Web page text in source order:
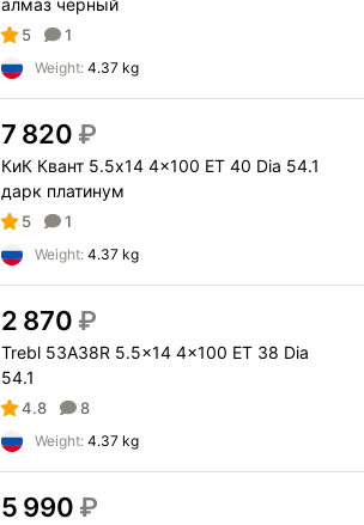
алмаз черный
5 1
Weight: 4.37 kg
7 820 ₽
КиК Квант 5.5x14 4x100 ET 40 Dia 54.1
дарк платинум
5 1
Weight: 4.37 kg
2 870 ₽
Trebl 53A38R 5.5x14 4x100 ET 38 Dia
54.1
4.8 8
Weight: 4.37 kg
5 990 ₽